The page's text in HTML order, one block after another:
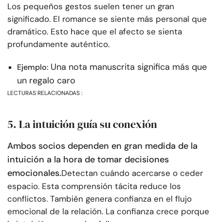
Los pequeños gestos suelen tener un gran
significado. El romance se siente más personal que
dramático. Esto hace que el afecto se sienta
profundamente auténtico.
Ejemplo: Una nota manuscrita significa más que
un regalo caro
LECTURAS RELACIONADAS :
5. La intuición guía su conexión
Ambos socios dependen en gran medida de la
intuición a la hora de tomar decisiones
emocionales.Detectan cuándo acercarse o ceder
espacio. Esta comprensión tácita reduce los
conflictos. También genera confianza en el flujo
emocional de la relación. La confianza crece porque